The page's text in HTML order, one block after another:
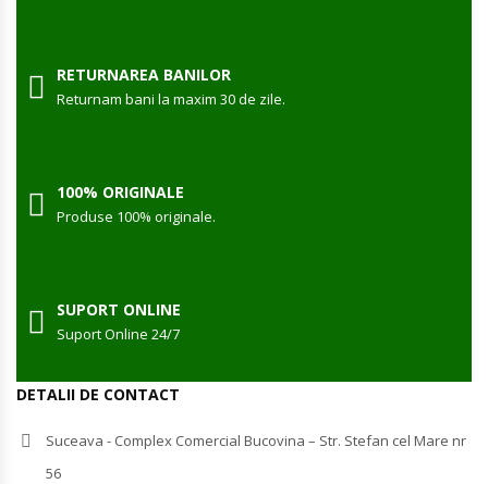
RETURNAREA BANILOR
Returnam bani la maxim 30 de zile.
100% ORIGINALE
Produse 100% originale.
SUPORT ONLINE
Suport Online 24/7
DETALII DE CONTACT
Suceava - Complex Comercial Bucovina – Str. Stefan cel Mare nr
56